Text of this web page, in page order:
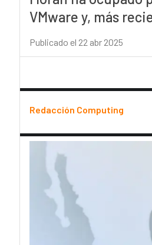
VMware y, más
Publicado el 22 abr 2025
Redacción Computing